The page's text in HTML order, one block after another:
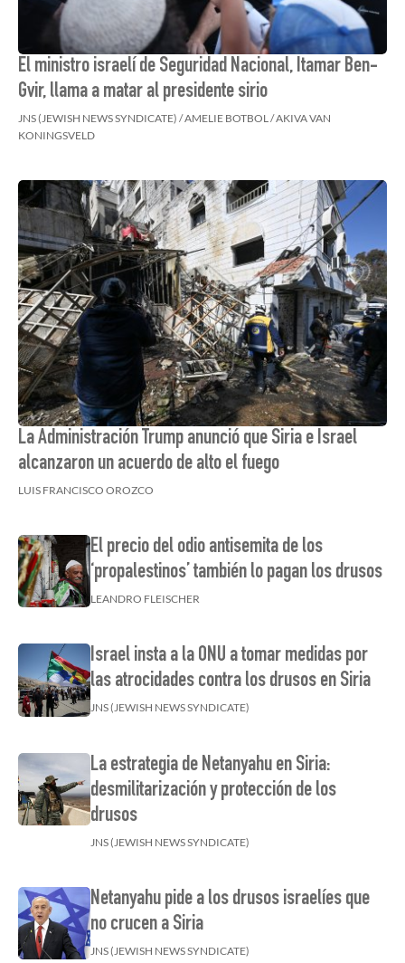
El ministro israelí de Seguridad Nacional, Itamar Ben-
Gvir, llama a matar al presidente sirio
JNS (JEWISH NEWS SYNDICATE) / AMELIE BOTBOL / AKIVA VAN
KONINGSVELD
La Administración Trump anunció que Siria e Israel
alcanzaron un acuerdo de alto el fuego
LUIS FRANCISCO OROZCO
El precio del odio antisemita de los
‘propalestinos’ también lo pagan los drusos
LEANDRO FLEISCHER
Israel insta a la ONU a tomar medidas por
las atrocidades contra los drusos en Siria
JNS (JEWISH NEWS SYNDICATE)
La estrategia de Netanyahu en Siria:
desmilitarización y protección de los
drusos
JNS (JEWISH NEWS SYNDICATE)
Netanyahu pide a los drusos israelíes que
no crucen a Siria
JNS (JEWISH NEWS SYNDICATE)